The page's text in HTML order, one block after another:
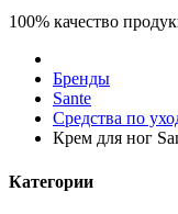
100% качество
Бренды
Sante
Средства по
Крем для ног
Категории